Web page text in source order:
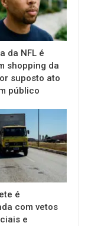
da NFL é
shopping da
suposto ato
público
é
com vetos
e